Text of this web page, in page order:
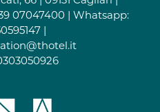
07047400 | Whatsapp:
|